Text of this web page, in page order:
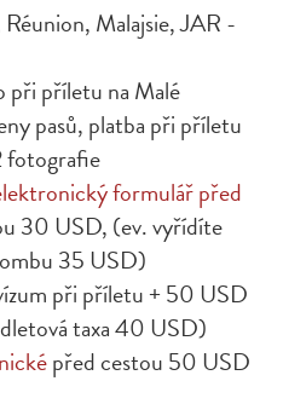
Malajsie, JAR -
při příletu na Malé
pasů, platba při příletu
fotografie
formulář před
30 USD, (ev. vyřídíte
35 USD)
při příletu + 50 USD
taxa 40 USD)
před cestou 50 USD